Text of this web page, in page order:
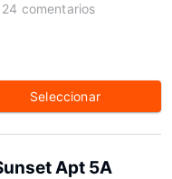
24 comentarios
Seleccionar
Apt 5A